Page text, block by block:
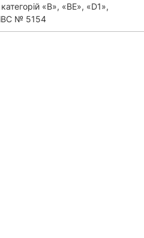
«B», «ВЕ», «D1»,
№ 5154